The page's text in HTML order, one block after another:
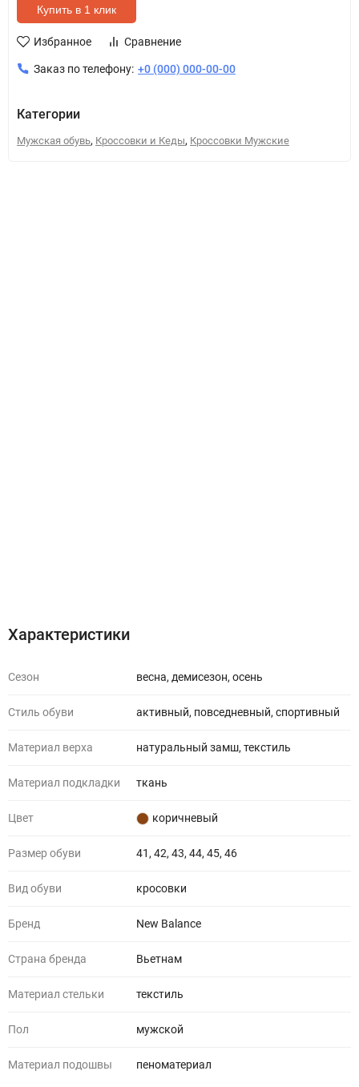
Купить в 1 клик
Избранное Сравнение
Заказ по телефону: +0 (000) 000-00-00
Категории
Мужская обувь, Кроссовки и Кеды, Кроссовки Мужские
Характеристики
Сезон весна, демисезон, осень
Стиль обуви активный, повседневный, спортивный
Материал верха натуральный замш, текстиль
Материал подкладки ткань
Цвет коричневый
Размер обуви 41, 42, 43, 44, 45, 46
Вид обуви кросовки
Бренд New Balance
Страна бренда Вьетнам
Материал стельки текстиль
Пол мужской
Материал подошвы пеноматериал